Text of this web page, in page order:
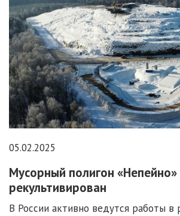
05.02.2025
Мусорный полигон
рекультивирован
В России активно ведутся работы в